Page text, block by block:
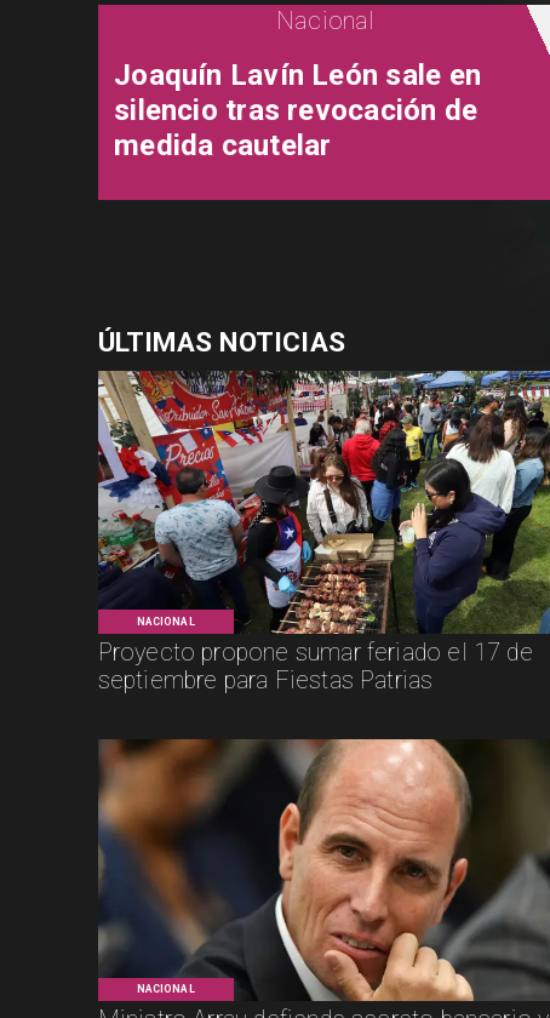
NACIONAL
Proyecto propone sumar feriado el 17 de
septiembre para Fiestas Patrias
NACIONAL
Nacional
Joaquín Lavín León sale en
silencio tras revocación de
medida cautelar
ÚLTIMAS NOTICIAS